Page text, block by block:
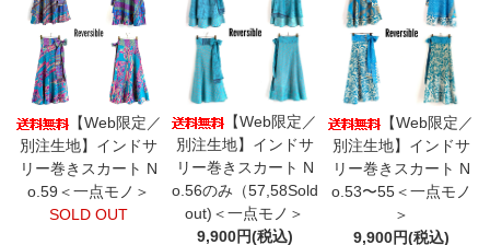
【Web限定／
別注生地】インドサ
リー巻きスカート N
o.59＜一点モノ＞
SOLD OUT
【Web限定／
別注生地】インドサ
リー巻きスカート N
o.56のみ（57,58Sold
out)＜一点モノ＞
9,900円(税込)
【Web限定／
別注生地】インドサ
リー巻きスカート N
o.53〜55＜一点モノ
＞
9,900円(税込)